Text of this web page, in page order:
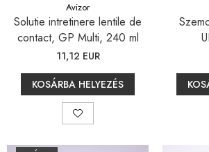
Avizor
Solutie intretinere lentile de
contact, GP Multi, 240 ml
11,12 EUR
KOSÁRBA HELYEZÉS